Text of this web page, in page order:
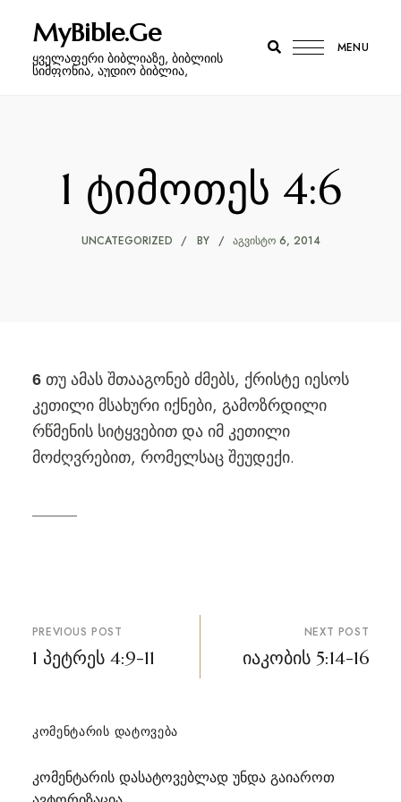
MyBible.Ge
ყველაფერი ბიბლიაზე, ბიბლიის
სიმფონია, აუდიო ბიბლია,
MENU
1 ტიმოთეს 4:6
UNCATEGORIZED BY ᲐᲒᲕᲘᲡᲢᲝ 6, 2014
6 თუ ამას შთააგონებ ძმებს, ქრისტე იესოს
კეთილი მსახური იქნები, გამოზრდილი
რწმენის სიტყვებით და იმ კეთილი
მოძღვრებით, რომელსაც შეუდექი.
პოსტის
ნავიგაცია
PREVIOUS POST
1 პეტრეს 4:9-11
NEXT POST
იაკობის 5:14-16
ᲙᲝᲛᲔᲜᲢᲐᲠᲘᲡ ᲓᲐᲢᲝᲕᲔᲑᲐ
კომენტარის დასატოვებლად უნდა გაიაროთ